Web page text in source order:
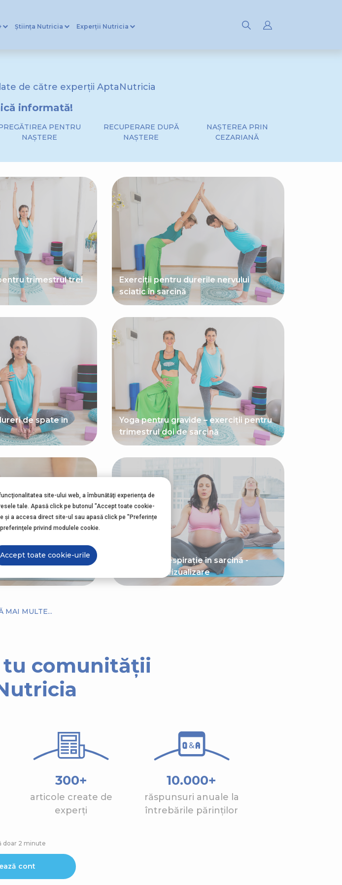
Știința Nutricia Experții Nutricia
de către experții AptaNutricia
informată!
PENTRU
NAȘTERE
RECUPERARE DUPĂ
NAȘTERE
NAȘTEREA PRIN
CEZARIANĂ
trimestrul trei
Exerciții pentru durerile nervului
sciatic în sarcină
de spate în
Yoga pentru gravide – exerciții pentru
trimestrul doi de sarcină
Tehnici de respirație în sarcină -
exerciții de vizualizare
MAI MULTE...
comunității
300+
articole create de
experți
10.000+
răspunsuri anuale la
întrebările părinților
doar 2 minute
cont
site-ului web, a îmbunătăţi experienţa de
tale. Apasă click pe butonul "Accept toate cookie-
şi a accesa direct site-ul sau apasă click pe "Preferințe
privind modulele cookie.
Accept toate cookie-urile